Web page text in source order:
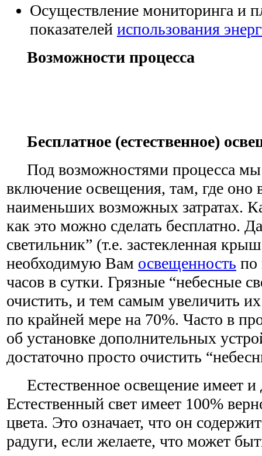
Осуществление мониторинга и
показателей использования
Возможности процесса
Бесплатное (естественное)
Под возможностями процесса мы
включение освещения, там, где
наименьших возможных затратах.
как это можно сделать бесплатно.
светильник” (т.е. застекленная
необходимую Вам освещенность по
часов в сутки. Грязные “небесные
очистить, и тем самым увеличить
по крайней мере на 70%. Часто в
об установке дополнительных
достаточно просто очистить
Естественное освещение имеет и
Естественный свет имеет 100%
цвета. Это означает, что он
радуги, если желаете, что может